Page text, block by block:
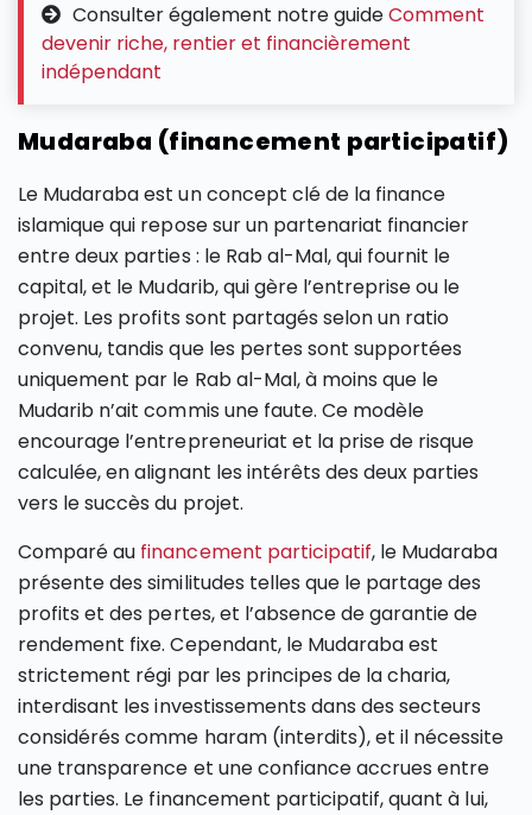
Consulter également notre guideComment
devenir riche, rentier et financièrement
indépendant
Mudaraba (financement participatif)
Le Mudaraba est un concept clé de la finance
islamique qui repose sur un partenariat financier
entre deux parties : le Rab al-Mal, qui fournit le
capital, et le Mudarib, qui gère l’entreprise ou le
projet. Les profits sont partagés selon un ratio
convenu, tandis que les pertes sont supportées
uniquement par le Rab al-Mal, à moins que le
Mudarib n’ait commis une faute. Ce modèle
encourage l’entrepreneuriat et la prise de risque
calculée, en alignant les intérêts des deux parties
vers le succès du projet.
Comparé au financement participatif, le Mudaraba
présente des similitudes telles que le partage des
profits et des pertes, et l’absence de garantie de
rendement fixe. Cependant, le Mudaraba est
strictement régi par les principes de la charia,
interdisant les investissements dans des secteurs
considérés comme haram (interdits), et il nécessite
une transparence et une confiance accrues entre
les parties. Le financement participatif, quant à lui,